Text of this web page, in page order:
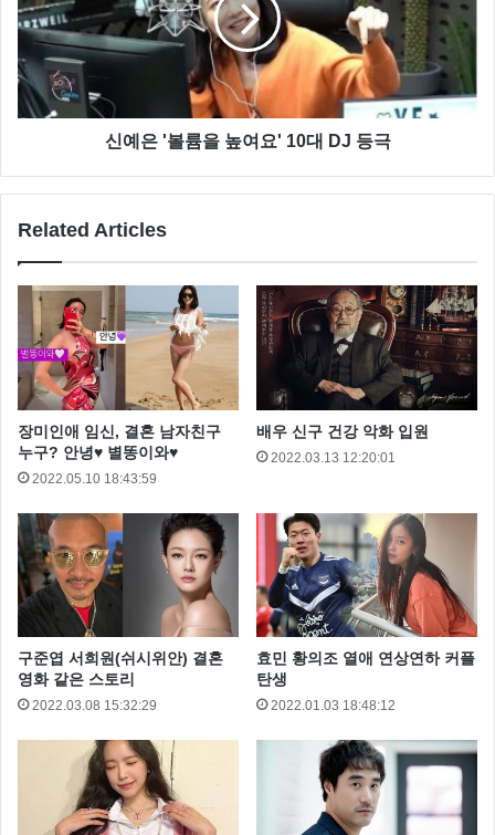
싱글 브레이스티드 블레이저 – 플랜씨
하이웨이스트 플리츠 미디 스커트 – 플랜씨
신예은 '볼륨을 높여요' 10대 DJ 등극
Related Articles
장미인애 임신, 결혼 남자친구
누구? 안녕♥ 별똥이와♥
2022.05.10 18:43:59
배우 신구 건강 악화 입원
2022.03.13 12:20:01
구준엽 서희원(쉬시위안) 결혼
영화 같은 스토리
2022.03.08 15:32:29
효민 황의조 열애 연상연하 커플
탄생
2022.01.03 18:48:12